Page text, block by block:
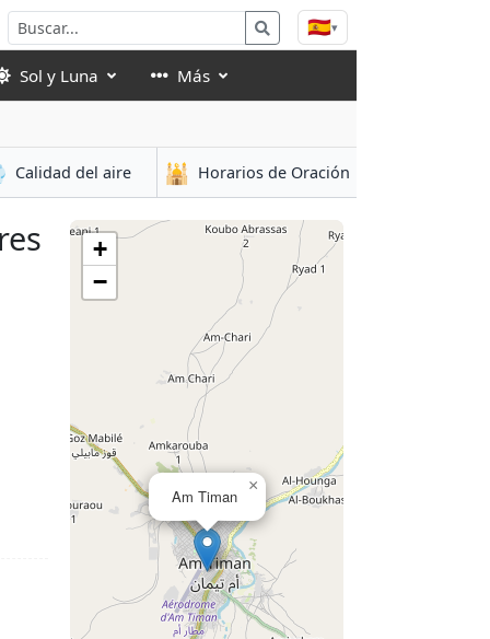
🇪🇸▾
Sol y Luna Más
Calidad del aire 🕌 Horarios de Oración
Am Timan
×
+
−